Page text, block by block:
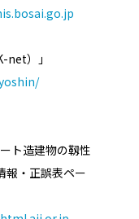
net）」
ト造建物の靱性
報・正誤表ペー